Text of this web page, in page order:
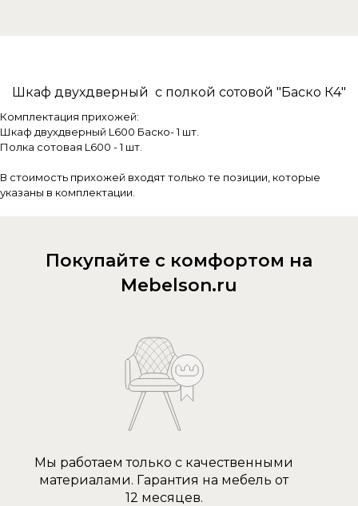
Шкаф двухдверный с полкой сотовой "Баско К4"
Комплектация прихожей:
Шкаф двухдверный L600 Баско- 1 шт.
Полка сотовая L600 - 1 шт.
В стоимость прихожей входят только те позиции, которые
указаны в комплектации.
Покупайте с комфортом на
Mebelson.ru
Мы работаем только с качественными
материалами. Гарантия на мебель от
12 месяцев.